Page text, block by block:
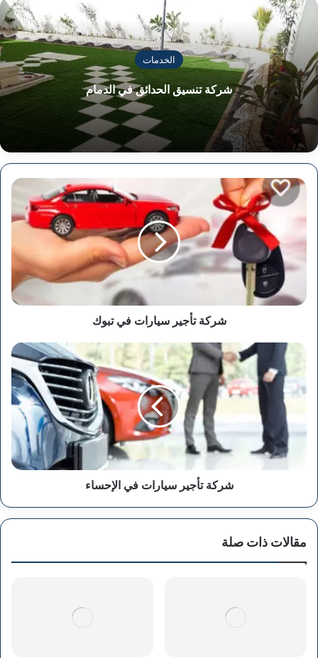
الخدمات
شركة تنسيق الحدائق في الدمام
شركة
تأجير
تبوك
شركة تأجير سيارات في تبوك
شركة
سيارات
في
الإحساء
شركة تأجير سيارات في الإحساء
مقالات ذات صلة